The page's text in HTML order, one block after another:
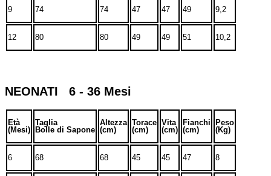
9 74 74 47 47 49 9,2
12 80 80 49 49 51 10,2
NEONATI 6 - 36 Mesi
Età
(Mesi)
Taglia
Bolle di Sapone
Altezza
(cm)
Torace
(cm)
Vita
(cm)
Fianchi
(cm)
Peso
(Kg)
6 68 68 45 45 47 8